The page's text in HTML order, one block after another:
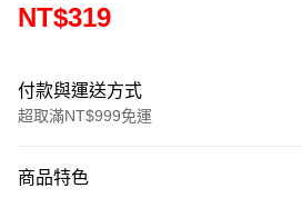
NT$319
付款與運送方式
超取滿NT$999免運
信用卡一次付款
商品特色